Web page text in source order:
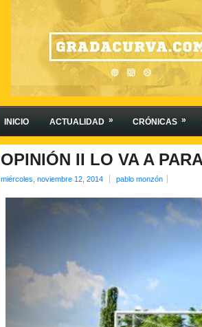
INICIO ACTUALIDAD » CRÓNICAS »
OPINIÓN II LO VA A
miércoles, noviembre 12, 2014 pablo monzón